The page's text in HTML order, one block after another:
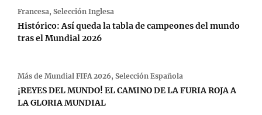
Francesa, Selección Inglesa
Histórico: Así queda la tabla de campeones del mundo
tras el Mundial 2026
Más de Mundial FIFA 2026, Selección Española
¡REYES DEL MUNDO! EL CAMINO DE LA FURIA ROJA A
LA GLORIA MUNDIAL